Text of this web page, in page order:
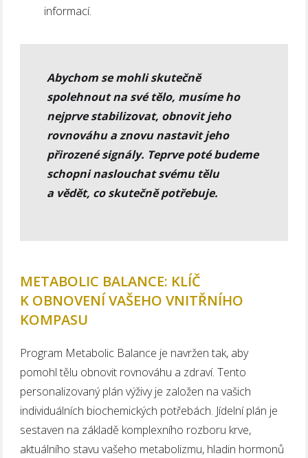
informací.
Abychom se mohli skutečně
spolehnout na své tělo, musíme ho
nejprve stabilizovat, obnovit jeho
rovnováhu a znovu nastavit jeho
přirozené signály. Teprve poté budeme
schopni naslouchat svému tělu
a vědět, co skutečně potřebuje.
METABOLIC BALANCE: KLÍČ
K OBNOVENÍ VAŠEHO VNITŘNÍHO
KOMPASU
Program Metabolic Balance je navržen tak, aby
pomohl tělu obnovit rovnováhu a zdraví. Tento
personalizovaný plán výživy je založen na vašich
individuálních biochemických potřebách. Jídelní plán je
sestaven na základě komplexního rozboru krve,
aktuálního stavu vašeho metabolizmu, hladin hormonů